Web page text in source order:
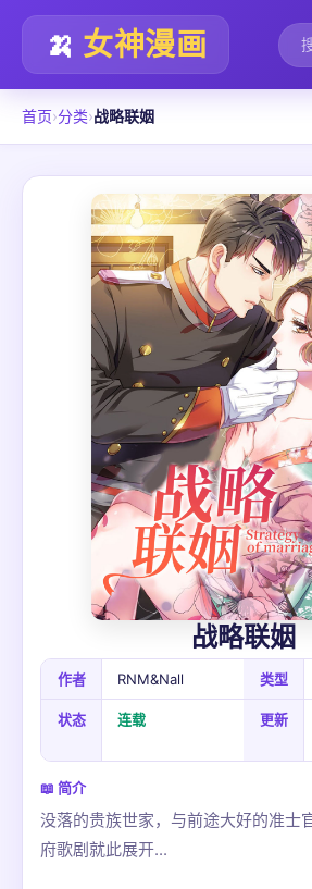
🍌 女神漫画
首页›分类›战略联姻
战略联姻
作者 RNM&Nall 类型
状态 连载 更新
📖 简介
没落的贵族世家，与前途大好的准士
府歌剧就此展开...